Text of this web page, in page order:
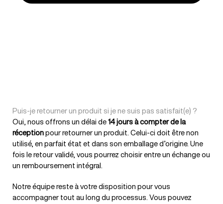
Puis-je retourner un produit si je ne suis pas satisfait(e) ?
Oui, nous offrons un délai de14 jours à compter de la
réceptionpour retourner un produit. Celui-ci doit être non
utilisé, en parfait état et dans son emballage d’origine. Une
fois le retour validé, vous pourrez choisir entre un échange ou
un remboursement intégral.
Notre équipe reste à votre disposition pour vous
accompagner tout au long du processus. Vous pouvez